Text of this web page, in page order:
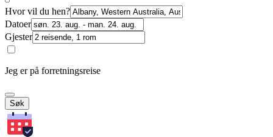
Hvor vil du hen?
Datoer
Gjester
Jeg er på forretningsreise
Søk